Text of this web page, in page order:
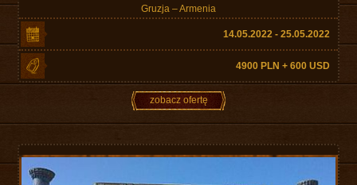
Gruzja – Armenia
14.05.2022 - 25.05.2022
4900 PLN + 600 USD
zobacz ofertę